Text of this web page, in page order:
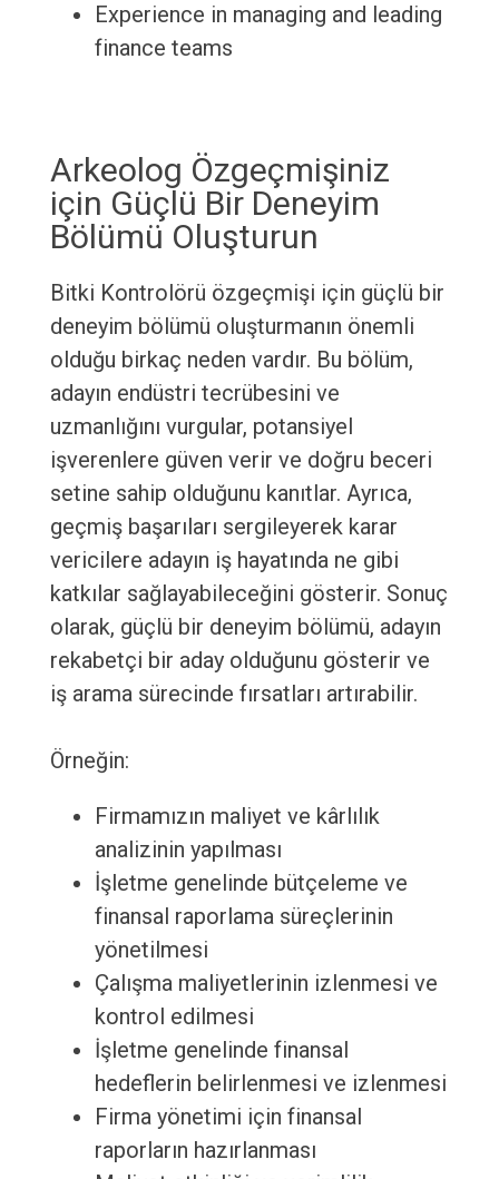
Experience in managing and leading
finance teams
Arkeolog Özgeçmişiniz
için Güçlü Bir Deneyim
Bölümü Oluşturun
Bitki Kontrolörü özgeçmişi için güçlü bir
deneyim bölümü oluşturmanın önemli
olduğu birkaç neden vardır. Bu bölüm,
adayın endüstri tecrübesini ve
uzmanlığını vurgular, potansiyel
işverenlere güven verir ve doğru beceri
setine sahip olduğunu kanıtlar. Ayrıca,
geçmiş başarıları sergileyerek karar
vericilere adayın iş hayatında ne gibi
katkılar sağlayabileceğini gösterir. Sonuç
olarak, güçlü bir deneyim bölümü, adayın
rekabetçi bir aday olduğunu gösterir ve
iş arama sürecinde fırsatları artırabilir.
Örneğin:
Firmamızın maliyet ve kârlılık
analizinin yapılması
İşletme genelinde bütçeleme ve
finansal raporlama süreçlerinin
yönetilmesi
Çalışma maliyetlerinin izlenmesi ve
kontrol edilmesi
İşletme genelinde finansal
hedeflerin belirlenmesi ve izlenmesi
Firma yönetimi için finansal
raporların hazırlanması